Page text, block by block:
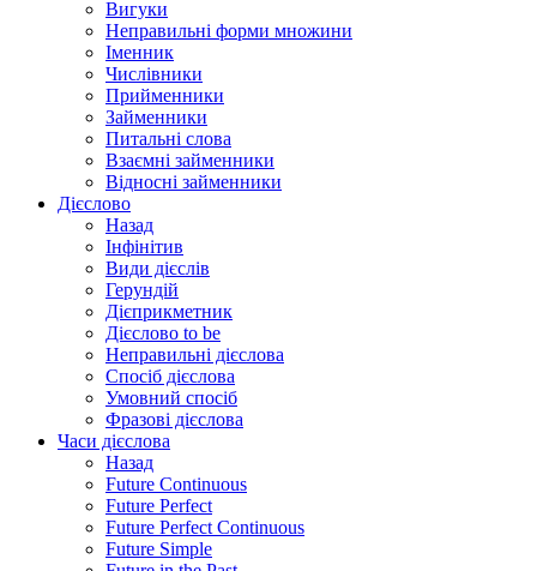
Вигуки
Неправильні форми множини
Іменник
Числівники
Прийменники
Займенники
Питальні слова
Взаємні займенники
Відносні займенники
Дієслово
Назад
Інфінітив
Види дієслів
Герундій
Дієприкметник
Дієслово to be
Неправильні дієслова
Спосіб дієслова
Умовний спосіб
Фразові дієслова
Часи дієслова
Назад
Future Continuous
Future Perfect
Future Perfect Continuous
Future Simple